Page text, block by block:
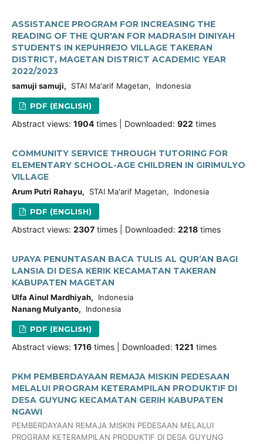
ASSISTANCE PROGRAM FOR INCREASING THE
READING OF THE QUR'AN FOR MADRASIH DINIYAH
STUDENTS IN KEPUHREJO VILLAGE TAKERAN
DISTRICT, MAGETAN DISTRICT ACADEMIC YEAR
2022/2023
samuji samuji, STAI Ma'arif Magetan, Indonesia
PDF (ENGLISH)
Abstract views: 1904 times | Downloaded: 922 times
COMMUNITY SERVICE THROUGH TUTORING FOR
ELEMENTARY SCHOOL-AGE CHILDREN IN GIRIMULYO
VILLAGE
Arum Putri Rahayu, STAI Ma'arif Magetan, Indonesia
PDF (ENGLISH)
Abstract views: 2307 times | Downloaded: 2218 times
UPAYA PENUNTASAN BACA TULIS AL QUR’AN BAGI
LANSIA DI DESA KERIK KECAMATAN TAKERAN
KABUPATEN MAGETAN
Ulfa Ainul Mardhiyah, Indonesia
Nanang Mulyanto, Indonesia
PDF (ENGLISH)
Abstract views: 1716 times | Downloaded: 1221 times
PKM PEMBERDAYAAN REMAJA MISKIN PEDESAAN
MELALUI PROGRAM KETERAMPILAN PRODUKTIF DI
DESA GUYUNG KECAMATAN GERIH KABUPATEN
NGAWI
PEMBERDAYAAN REMAJA MISKIN PEDESAAN MELALUI
PROGRAM KETERAMPILAN PRODUKTIF DI DESA GUYUNG